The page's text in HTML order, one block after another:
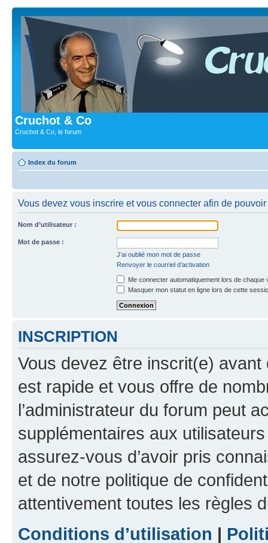
Cruchot & Co
Cruchot & Co, le forum
Index du forum
Vous devez vous inscrire et vous connecter afin de
Nom d’utilisateur :
Mot de passe :
J’ai oublié mon mot de passe
Renvoyer le courriel d’activation
Me connecter automatiquement lors de chaque
Masquer mon statut en ligne lors de cette
INSCRIPTION
Vous devez être inscrit(e) avant
est rapide et vous offre de
l’administrateur du forum peut
supplémentaires aux
assurez-vous d’avoir pris
et de notre politique de
attentivement toutes les règles
Conditions d’utilisation |